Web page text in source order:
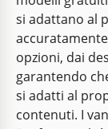
Google Slides
si adattano al
opzioni, dai
garantendo
si adatti al
contenuti. I